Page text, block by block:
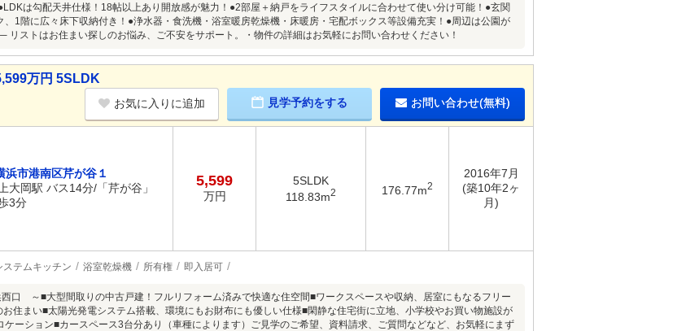
は勾配天井仕様！18帖以上あり開放感が魅力！●2部屋＋納戸をライフスタイルに合わせて使い分け可能！●玄関
、1階に広々床下収納付き！●浄水器・食洗機・浴室暖房乾燥機・床暖房・宅配ボックス等設備充実！●周辺は公園が
リストはお住まい探しのお悩み、ご不安をサポート。・物件の詳細はお気軽にお問い合わせください！
万円 5SLDK
お気に入りに追加 見学予約をする お問い合わせ(無料)
浜市港南区芹が谷１
大岡駅 バス14分/「芹が谷」
3分
5,599
万円
5SLDK
118.83m2 176.77m2
2016年7月
(築10年2ヶ
月)
ステムキッチン 浴室乾燥機 所有権 即入居可
～■大型間取りの中古戸建！フルリフォーム済みで快適な住空間■ワークスペースや収納、居室にもなるフリー
住まい■太陽光発電システム搭載、環境にもお財布にも優しい仕様■閑静な住宅街に立地、小学校やお買い物施設が
ケーション■カースペース3台分あり（車種によります）ご見学のご希望、資料請求、ご質問などなど、お気軽にまず